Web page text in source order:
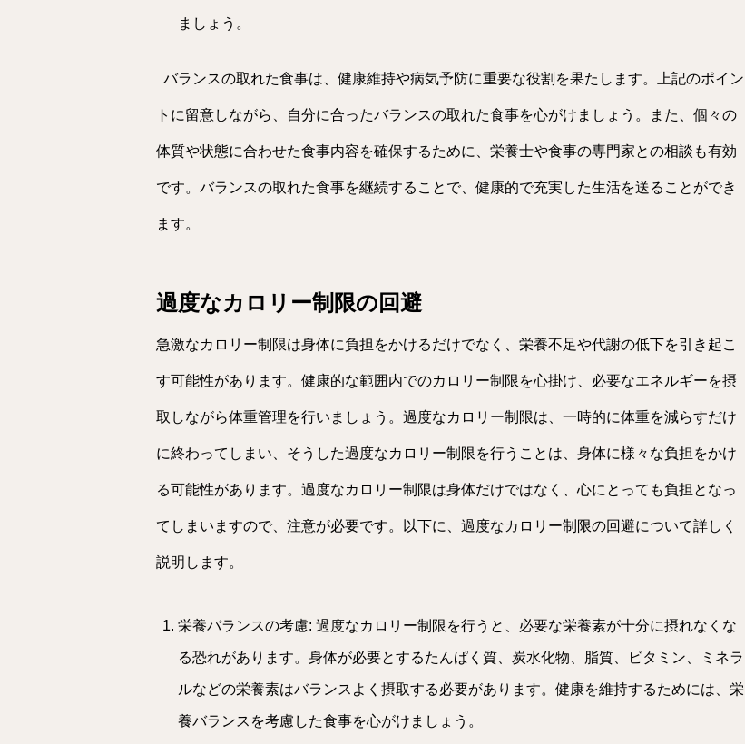
ましょう。
バランスの取れた食事は、健康維持や病気予防に重要な役割を果たします。上記のポイン
トに留意しながら、自分に合ったバランスの取れた食事を心がけましょう。また、個々の
体質や状態に合わせた食事内容を確保するために、栄養士や食事の専門家との相談も有効
です。バランスの取れた食事を継続することで、健康的で充実した生活を送ることができ
ます。
過度なカロリー制限の回避
急激なカロリー制限は身体に負担をかけるだけでなく、栄養不足や代謝の低下を引き起こ
す可能性があります。健康的な範囲内でのカロリー制限を心掛け、必要なエネルギーを摂
取しながら体重管理を行いましょう。過度なカロリー制限は、一時的に体重を減らすだけ
に終わってしまい、そうした過度なカロリー制限を行うことは、身体に様々な負担をかけ
る可能性があります。過度なカロリー制限は身体だけではなく、心にとっても負担となっ
てしまいますので、注意が必要です。以下に、過度なカロリー制限の回避について詳しく
説明します。
栄養バランスの考慮: 過度なカロリー制限を行うと、必要な栄養素が十分に摂れなくな
る恐れがあります。身体が必要とするたんぱく質、炭水化物、脂質、ビタミン、ミネラ
ルなどの栄養素はバランスよく摂取する必要があります。健康を維持するためには、栄
養バランスを考慮した食事を心がけましょう。